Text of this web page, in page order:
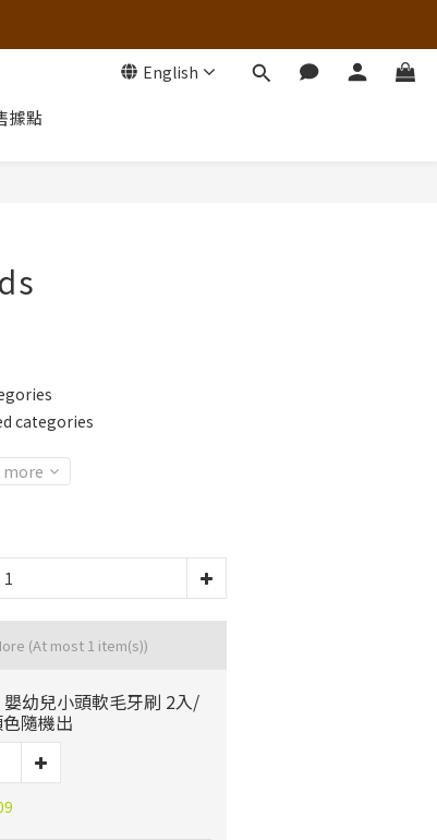
English
據點
categories
more
(At most 1 item(s))
嬰幼兒小頭軟毛牙刷 2入/
隨機出